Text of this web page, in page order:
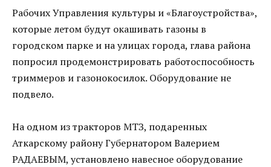
Рабочих Управления культуры и «Благоустройства»,
которые летом будут окашивать газоны в
городском парке и на улицах города, глава района
попросил продемонстрировать работоспособность
триммеров и газонокосилок. Оборудование не
подвело.
На одном из тракторов МТЗ, подаренных
Аткарскому району Губернатором Валерием
РАДАЕВЫМ, установлено навесное оборудование